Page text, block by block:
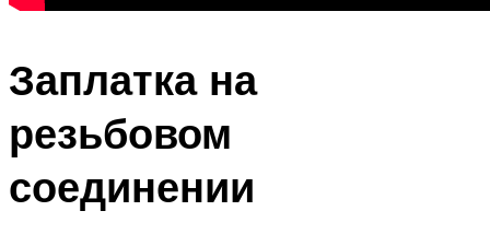
Заплатка на
резьбовом
соединении